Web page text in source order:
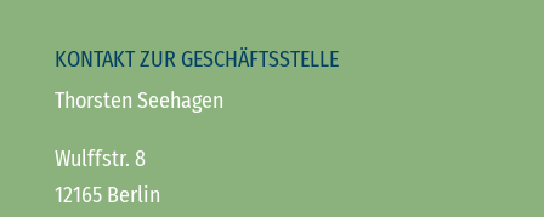
KONTAKT ZUR GESCHÄFTSSTELLE
Thorsten Seehagen
Wulffstr. 8
12165 Berlin